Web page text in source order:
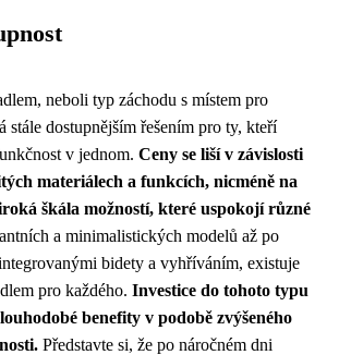
neboli typ záchodu s místem pro
stále dostupnějším řešením pro ty, kteří
v jednom. Ceny se liší v závislosti
materiálech a funkcích, nicméně na
škála možností, které uspokojí různé
a minimalistických modelů až po
bidety a vyhříváním, existuje
pro každého. Investice do tohoto typu
benefity v podobě zvýšeného
Představte si, že po náročném dni